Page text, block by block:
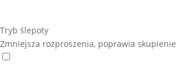
Tryb ślepoty
Zmniejsza rozproszenia, poprawia skupienie